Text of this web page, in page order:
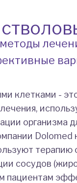
клетками -
организма
терапию
сосудов
пациентам